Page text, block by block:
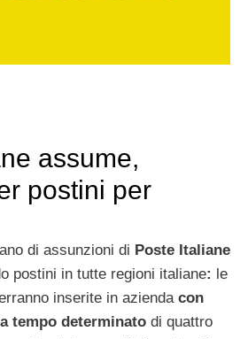
assume,
postini per
di assunzioni di Poste Italiane
postini in tutte regioni italiane: le
inserite in azienda con
tempo determinato di quattro